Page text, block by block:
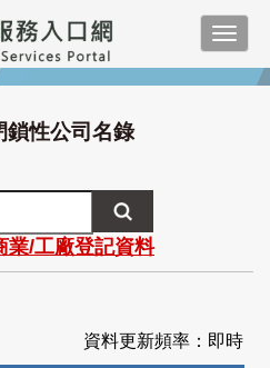
鎖性公司名錄
業/工廠登記資料
資料更新頻率：即時